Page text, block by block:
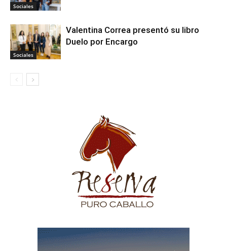
Sociales
Sociales
Valentina Correa presentó su libro
Duelo por Encargo